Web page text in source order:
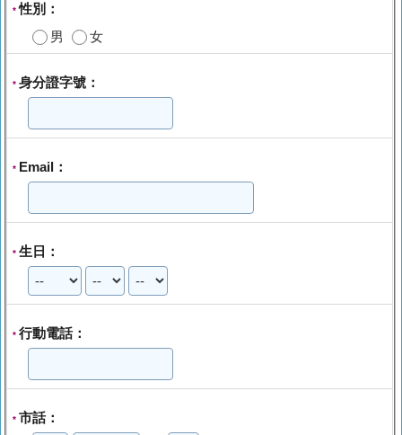
*性別：
男
女
* 身分證字號：
* Email：
* 生日：
* 行動電話：
* 市話：